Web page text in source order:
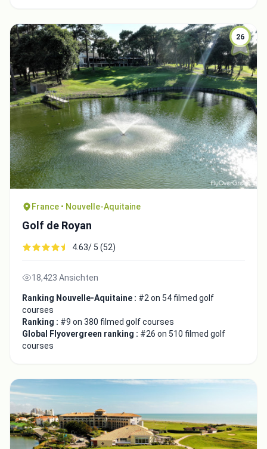
26
France • Nouvelle-Aquitaine
Golf de Royan
4.63/ 5 (52)
18,423 Ansichten
Ranking Nouvelle-Aquitaine : #2 on 54 filmed golf
courses
Ranking : #9 on 380 filmed golf courses
Global Flyovergreen ranking : #26 on 510 filmed golf
courses